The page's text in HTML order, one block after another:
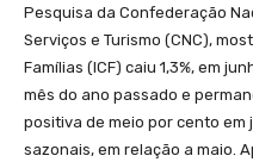
Pesquisa da Confederação
Serviços e Turismo (CNC),
Famílias (ICF) caiu 1,3%, em
mês do ano passado e
positiva de meio por cento
sazonais, em relação a maio.